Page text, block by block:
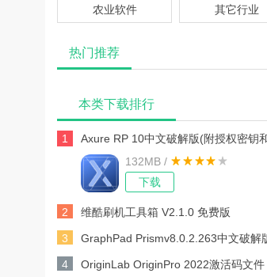
农业软件 其它行业
热门推荐
本类下载排行
1
Axure RP 10中文破解版(附授权密钥
教程)
132MB /
下载
2 维酷刷机工具箱 V2.1.0 免费版
3
GraphPad Prismv8.0.2.263中文破解
破解补丁和教程)
4
OriginLab OriginPro 2022激活码文件